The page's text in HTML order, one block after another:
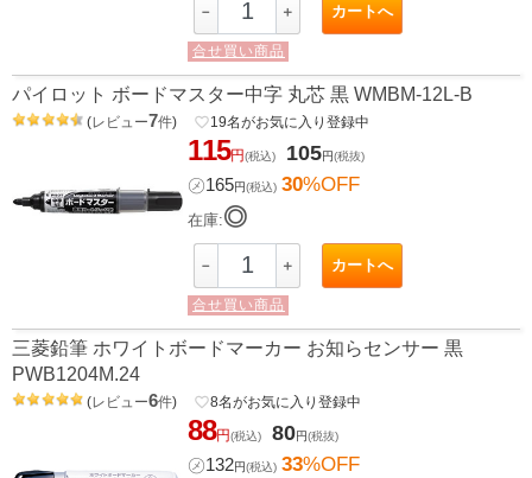
－ ＋ カートへ
合せ買い商品
パイロット ボードマスター中字 丸芯 黒 WMBM-12L-B
(レビュー7件) favorite_border19名がお気に入り登録中
115円(税込) 105円(税抜)
㋱165円(税込) 30%OFF
在庫:◎
－ ＋ カートへ
合せ買い商品
三菱鉛筆 ホワイトボードマーカー お知らセンサー 黒
PWB1204M.24
(レビュー6件) favorite_border8名がお気に入り登録中
88円(税込) 80円(税抜)
㋱132円(税込) 33%OFF